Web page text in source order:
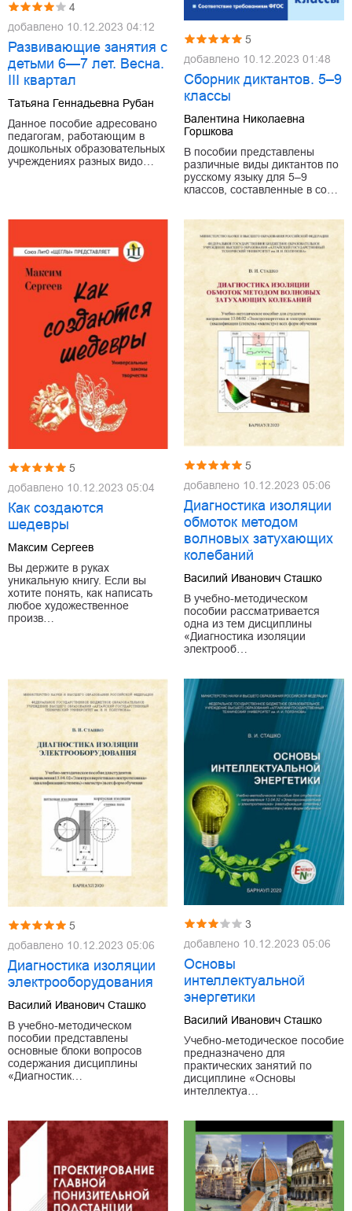
4
добавлено 10.12.2023 04:12
Развивающие занятия с
детьми 6—7 лет. Весна.
III квартал
Татьяна Геннадьевна Рубан
Данное пособие адресовано
педагогам, работающим в
дошкольных образовательных
учреждениях разных видо…
5
добавлено 10.12.2023 01:48
Сборник диктантов. 5–9
классы
Валентина Николаевна
Горшкова
В пособии представлены
различные виды диктантов по
русскому языку для 5–9
классов, составленные в со…
5
добавлено 10.12.2023 05:04
Как создаются
шедевры
Максим Сергеев
Вы держите в руках
уникальную книгу. Если вы
хотите понять, как написать
любое художественное
произв…
5
добавлено 10.12.2023 05:06
Диагностика изоляции
обмоток методом
волновых затухающих
колебаний
Василий Иванович Сташко
В учебно-методическом
пособии рассматривается
одна из тем дисциплины
«Диагностика изоляции
электрооб…
5
добавлено 10.12.2023 05:06
Диагностика изоляции
электрооборудования
Василий Иванович Сташко
В учебно-методическом
пособии представлены
основные блоки вопросов
содержания дисциплины
«Диагностик…
3
добавлено 10.12.2023 05:06
Основы
интеллектуальной
энергетики
Василий Иванович Сташко
Учебно-методическое пособие
предназначено для
практических занятий по
дисциплине «Основы
интеллектуа…